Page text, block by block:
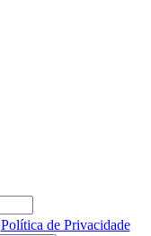
Política de Privacidade